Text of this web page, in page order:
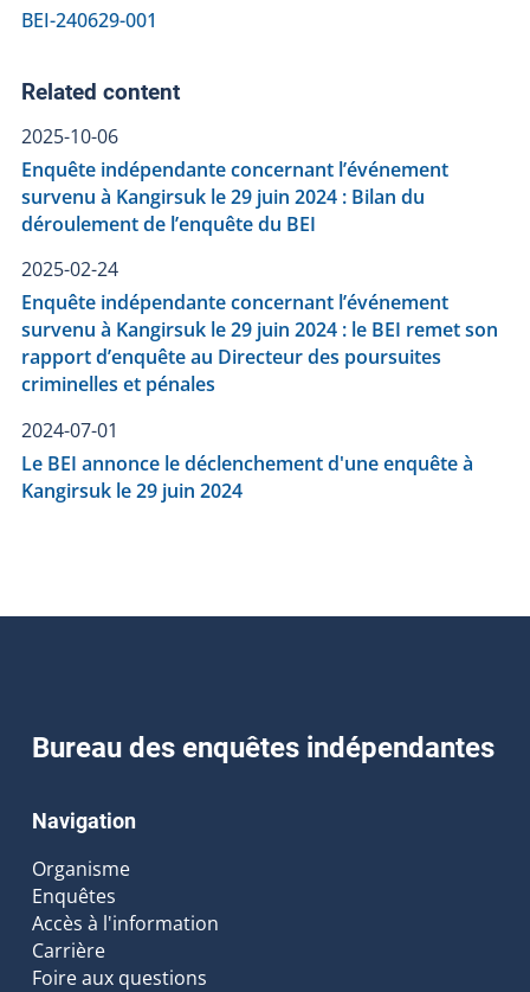
BEI-240629-001
Related content
2025-10-06
Enquête indépendante concernant l’événement
survenu à Kangirsuk le 29 juin 2024 : Bilan du
déroulement de l’enquête du BEI
2025-02-24
Enquête indépendante concernant l’événement
survenu à Kangirsuk le 29 juin 2024 : le BEI remet son
rapport d’enquête au Directeur des poursuites
criminelles et pénales
2024-07-01
Le BEI annonce le déclenchement d'une enquête à
Kangirsuk le 29 juin 2024
Bureau des enquêtes indépendantes
Navigation
Organisme
Enquêtes
Accès à l'information
Carrière
Foire aux questions